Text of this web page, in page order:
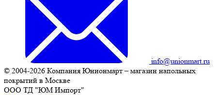
info@unionmart.ru
© 2004-2026 Компания Юнионмарт – магазин напольных
покрытий в Москве
ООО ТД "ЮМ Импорт"